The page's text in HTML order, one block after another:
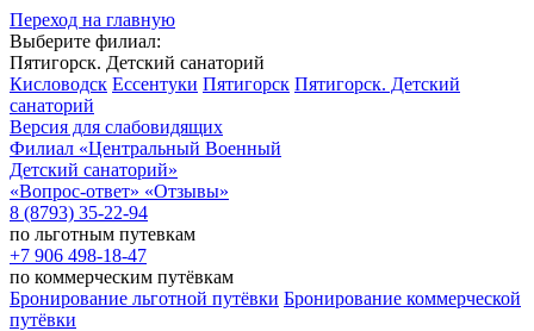
Переход на главную
Выберите филиал:
Пятигорск. Детский санаторий
Кисловодск Ессентуки Пятигорск Пятигорск. Детский
санаторий
Версия для слабовидящих
Филиал «Центральный Военный
Детский санаторий»
«Вопрос-ответ» «Отзывы»
8 (8793) 35-22-94
по льготным путевкам
+7 906 498-18-47
по коммерческим путёвкам
Бронирование льготной путёвки Бронирование коммерческой
путёвки